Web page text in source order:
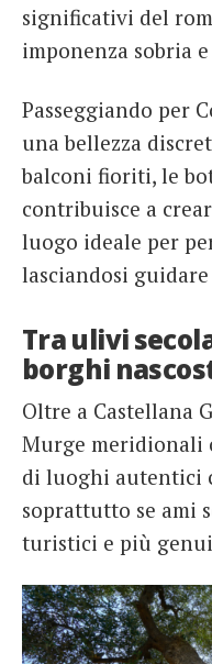
significativi del
imponenza sobria
Passeggiando per
una bellezza
balconi fioriti, le
contribuisce a
luogo ideale per
lasciandosi
Tra ulivi
borghi
Oltre a Castellana
Murge meridionali
di luoghi autentici
soprattutto se ami
turistici e più